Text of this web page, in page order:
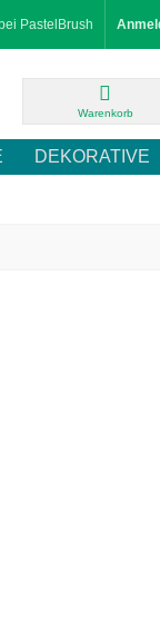
PastelBrush
Warenkorb
DEKORATIVE